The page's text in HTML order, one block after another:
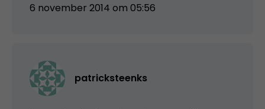
6 november 2014 om 05:56
patricksteenks